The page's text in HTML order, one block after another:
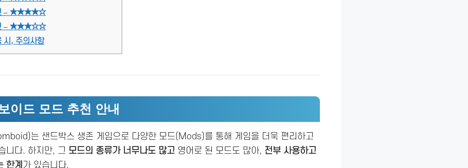
천 – ★★★★☆
천 – ★★★☆☆
시, 주의사항
이드 모드 추천 안내
는 샌드박스 생존 게임으로 다양한 모드(Mods)를 통해 게임을 더욱 편리하고
니다. 하지만, 그 모드의 종류가 너무나도 많고 영어로 된 모드도 많아, 전부 사용하고
한계 가 있습니다.